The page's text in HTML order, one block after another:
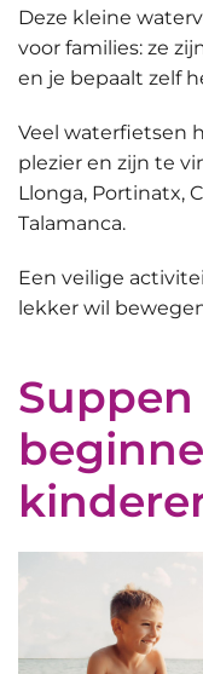
Deze kleine
voor families: ze
en je bepaalt zelf
Veel waterfietsen
plezier en zijn te
Llonga, Portinatx,
Talamanca.
Een veilige
lekker wil